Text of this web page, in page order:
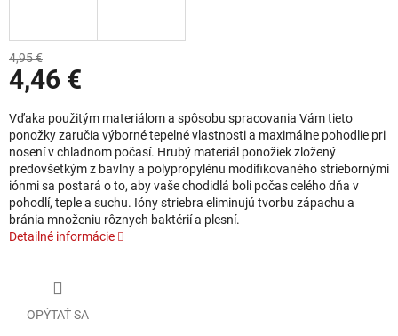
4,95 €
4,46 €
Jednotková cena:
Vďaka použitým materiálom a spôsobu spracovania Vám tieto
ponožky zaručia výborné tepelné vlastnosti a maximálne pohodlie pri
nosení v chladnom počasí. Hrubý materiál ponožiek zložený
predovšetkým z bavlny a polypropylénu modifikovaného striebornými
iónmi sa postará o to, aby vaše chodidlá boli počas celého dňa v
pohodlí, teple a suchu. Ióny striebra eliminujú tvorbu zápachu a
bránia množeniu rôznych baktérií a plesní.
Detailné informácie
OPÝTAŤ SA